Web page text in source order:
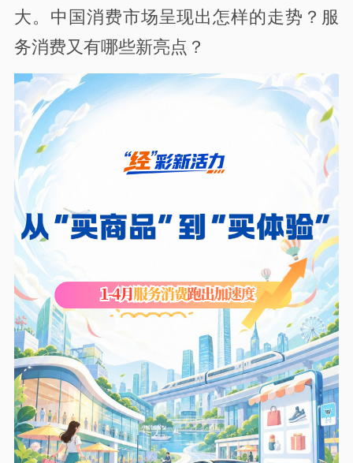
大。中国消费市场呈现出怎样的走势？服
务消费又有哪些新亮点？